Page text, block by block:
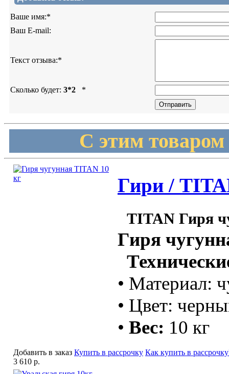
Ваше имя:*
Ваш E-mail:
Текст отзыва:*
Сколько будет: 3*2 *
С этим
Гири /
TITAN Гиря
Гиря
• Материал:
• Цвет:
• Вес: 10 кг
Добавить в заказ Купить в рассрочку Как купить в
3 610 р.